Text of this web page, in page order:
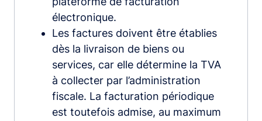
électronique.
Les factures doivent être établies
dès la livraison de biens ou
services, car elle détermine la TVA
à collecter par l’administration
fiscale. La facturation périodique
est toutefois admise, au maximum